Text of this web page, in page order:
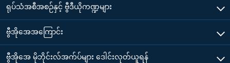
ရုပ်သံအစီအစဉ်နှင့် ဗွီဒီယိုကဏ္ဍများ
ဗွီအိုအေအကြောင်း
ဗွီအိုအေ မိုဘိုင်းလ်အက်ပ်များ ဒေါင်းလုတ်ယူရန်